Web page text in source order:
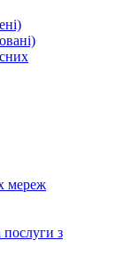
мереж
з